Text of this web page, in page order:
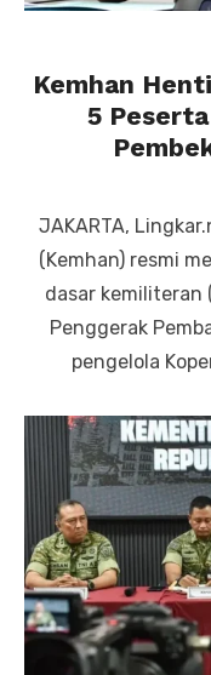
Kemhan
5
JAKARTA,
(Kemhan) resmi
dasar kemiliteran
Penggerak
pengelola